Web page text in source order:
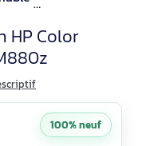
Color
100% neuf